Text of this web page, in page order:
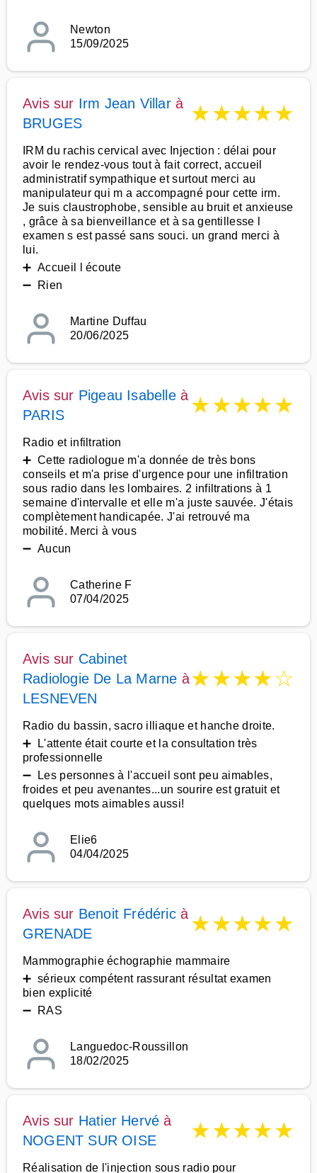
Newton
15/09/2025
Avis sur Irm Jean Villarà
BRUGES
★★★★★
IRM du rachis cervical avec Injection : délai pour
avoir le rendez-vous tout à fait correct, accueil
administratif sympathique et surtout merci au
manipulateur qui m a accompagné pour cette irm.
Je suis claustrophobe, sensible au bruit et anxieuse
, grâce à sa bienveillance et à sa gentillesse l
examen s est passé sans souci. un grand merci à
lui.
➕ Accueil l écoute
➖ Rien
Martine Duffau
20/06/2025
Avis sur Pigeau Isabelleà
PARIS
★★★★★
Radio et infiltration
➕ Cette radiologue m'a donnée de très bons
conseils et m'a prise d'urgence pour une infiltration
sous radio dans les lombaires. 2 infiltrations à 1
semaine d'intervalle et elle m'a juste sauvée. J'étais
complètement handicapée. J'ai retrouvé ma
mobilité. Merci à vous
➖ Aucun
Catherine F
07/04/2025
Avis sur Cabinet
Radiologie De La Marne à
LESNEVEN
★★★★☆
Radio du bassin, sacro illiaque et hanche droite.
➕ L'attente était courte et la consultation très
professionnelle
➖ Les personnes à l'accueil sont peu aimables,
froides et peu avenantes...un sourire est gratuit et
quelques mots aimables aussi!
Elie6
04/04/2025
Avis sur Benoit Frédéricà
GRENADE
★★★★★
Mammographie échographie mammaire
➕ sérieux compétent rassurant résultat examen
bien explicité
➖ RAS
Languedoc-Roussillon
18/02/2025
Avis sur Hatier Hervé à
NOGENT SUR OISE
★★★★★
Réalisation de l'injection sous radio pour